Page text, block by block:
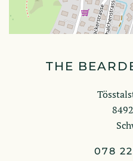
THE
078